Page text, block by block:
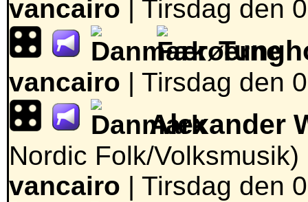
vancairo Tirsdag den
vancairo | Tirsdag den
Alexander
Nordic Folk/Volksmusik)
vancairo | Tirsdag den